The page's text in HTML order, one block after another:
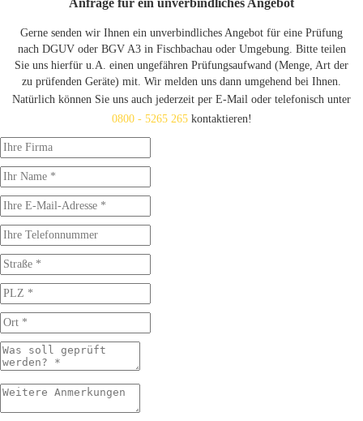
Gerne senden wir Ihnen ein unverbindliches Angebot für eine Prüfung
nach DGUV oder BGV A3 in Fischbachau oder Umgebung. Bitte teilen
Sie uns hierfür u.A. einen ungefähren Prüfungsaufwand (Menge, Art der
zu prüfenden Geräte) mit. Wir melden uns dann umgehend bei Ihnen.
Natürlich können Sie uns auch jederzeit per E-Mail oder telefonisch unter
0800 - 5265 265kontaktieren!